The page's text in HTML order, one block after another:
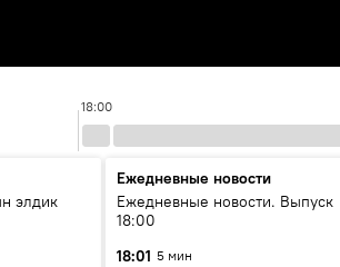
18:00
элдик
Ежедневные новости
Ежедневные новости. Выпуск
18:00
18:01 5 мин